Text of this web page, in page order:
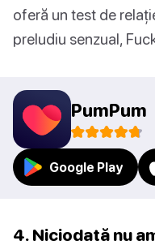
oferă un test de
preludiu senzual,
PumPum
Google Play
4. Niciodată nu